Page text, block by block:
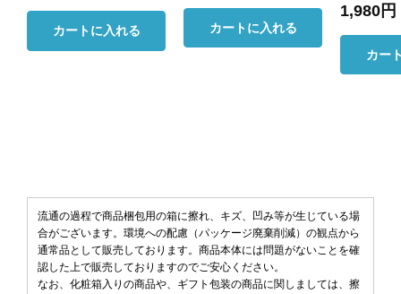
カートに入れる カートに入れる
1,980円
カー
流通の過程で商品梱包用の箱に擦れ、キズ、凹み等が生じている場
合がございます。環境への配慮（パッケージ廃棄削減）の観点から
通常品として販売しております。商品本体には問題がないことを確
認した上で販売しておりますのでご安心ください。
なお、化粧箱入りの商品や、ギフト包装の商品に関しましては、擦